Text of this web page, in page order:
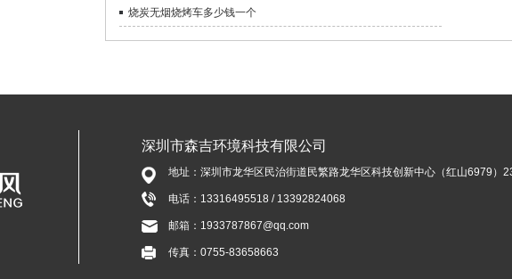
烧炭无烟烧烤车多少钱一个
深圳市森吉环境科技有限公司
地址：深圳市龙华区民治街道民繁路龙华区科技创新中心（红山6979）
电话：13316495518 / 13392824068
邮箱：1933787867@qq.com
传真：0755-83658663